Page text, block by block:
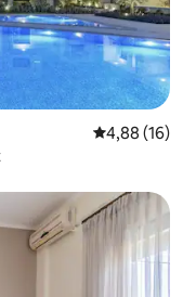
Gemiddelde
4,88 (16)